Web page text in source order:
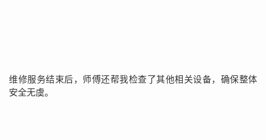
维修服务结束后，师傅还帮我检查了其他相关设备，确保整体
安全无虞。